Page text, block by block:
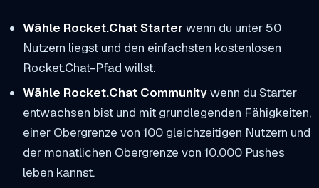
Wähle Rocket.Chat Starter wenn du unter 50
Nutzern liegst und den einfachsten kostenlosen
Rocket.Chat-Pfad willst.
Wähle Rocket.Chat Communitywenn du Starter
entwachsen bist und mit grundlegenden Fähigkeiten,
einer Obergrenze von 100 gleichzeitigen Nutzern und
der monatlichen Obergrenze von 10.000 Pushes
leben kannst.